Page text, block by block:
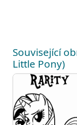
Související
Little Pony)